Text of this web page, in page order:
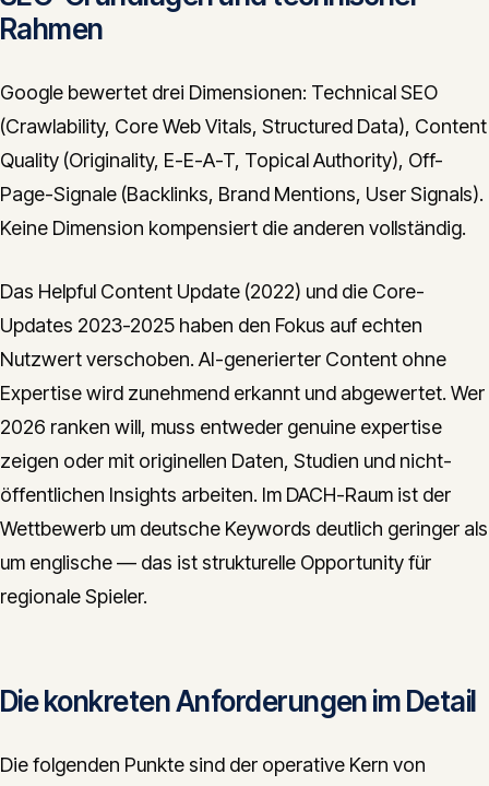
Rahmen
Google bewertet drei Dimensionen: Technical SEO
(Crawlability, Core Web Vitals, Structured Data), Content
Quality (Originality, E-E-A-T, Topical Authority), Off-
Page-Signale (Backlinks, Brand Mentions, User Signals).
Keine Dimension kompensiert die anderen vollständig.
Das Helpful Content Update (2022) und die Core-
Updates 2023-2025 haben den Fokus auf echten
Nutzwert verschoben. AI-generierter Content ohne
Expertise wird zunehmend erkannt und abgewertet. Wer
2026 ranken will, muss entweder genuine expertise
zeigen oder mit originellen Daten, Studien und nicht-
öffentlichen Insights arbeiten. Im DACH-Raum ist der
Wettbewerb um deutsche Keywords deutlich geringer als
um englische — das ist strukturelle Opportunity für
regionale Spieler.
Die konkreten Anforderungen im Detail
Die folgenden Punkte sind der operative Kern von